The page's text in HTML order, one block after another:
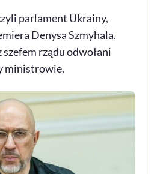
dostępność , otwiera się w nowym
otwiera się w nowym oknie
Zgłoś problem
parlament Ukrainy,
Denysa Szmyhala.
szefem rządu odwołani
ministrowie.